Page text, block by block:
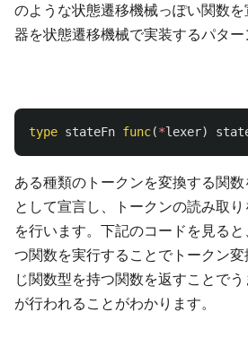
のような状態遷移機械っぽい関数
器を状態遷移機械で実装するパター
type stateFn func(*lexer)
ある種類のトークンを変換する関
として宣言し、トークンの読み取
を行います。下記のコードを見る
つ関数を実行することでトークン
じ関数型を持つ関数を返すことで
が行われることがわかります。